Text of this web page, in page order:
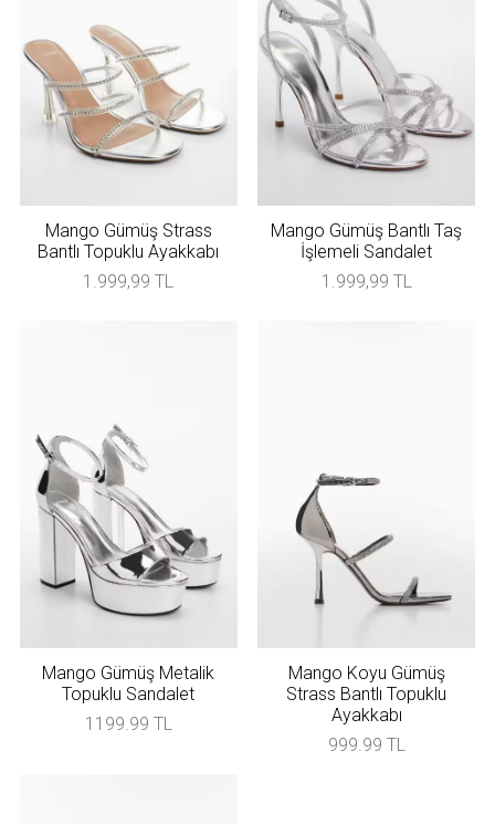
Mango Gümüş Strass
Bantlı Topuklu Ayakkabı
1.999,99 TL
Mango Gümüş Bantlı Taş
İşlemeli Sandalet
1.999,99 TL
Mango Gümüş Metalik
Topuklu Sandalet
1199.99 TL
Mango Koyu Gümüş
Strass Bantlı Topuklu
Ayakkabı
999.99 TL